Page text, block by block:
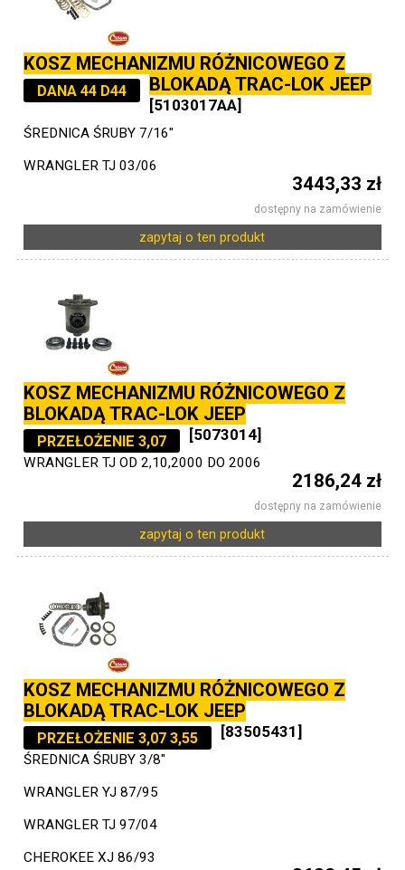
KOSZ MECHANIZMU RÓŻNICOWEGO Z
BLOKADĄ TRAC-LOK JEEP
DANA 44 D44
[5103017AA]
ŚREDNICA ŚRUBY 7/16"
WRANGLER TJ 03/06
3443,33 zł
dostępny na zamówienie
zapytaj o ten produkt
KOSZ MECHANIZMU RÓŻNICOWEGO Z
BLOKADĄ TRAC-LOK JEEP
PRZEŁOŻENIE 3,07 [5073014]
WRANGLER TJ OD 2,10,2000 DO 2006
2186,24 zł
dostępny na zamówienie
zapytaj o ten produkt
KOSZ MECHANIZMU RÓŻNICOWEGO Z
BLOKADĄ TRAC-LOK JEEP
PRZEŁOŻENIE 3,07 3,55 [83505431]
ŚREDNICA ŚRUBY 3/8"
WRANGLER YJ 87/95
WRANGLER TJ 97/04
CHEROKEE XJ 86/93